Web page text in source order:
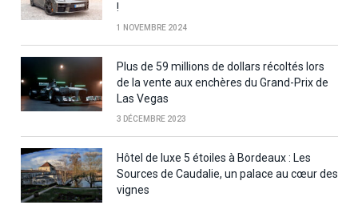
!
1 NOVEMBRE 2024
Plus de 59 millions de dollars récoltés lors
de la vente aux enchères du Grand-Prix de
Las Vegas
3 DÉCEMBRE 2023
Hôtel de luxe 5 étoiles à Bordeaux : Les
Sources de Caudalie, un palace au cœur des
vignes